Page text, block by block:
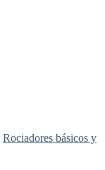
Rociadores básicos y